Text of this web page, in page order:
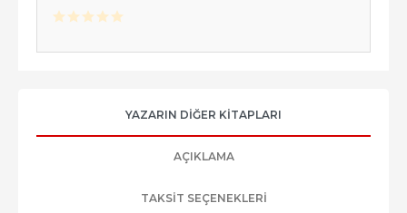
YAZARIN DIĞER KITAPLARI
AÇIKLAMA
TAKSIT SEÇENEKLERI